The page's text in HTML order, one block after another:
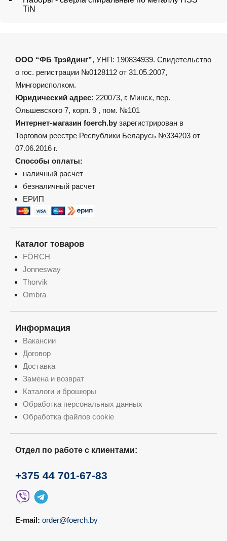
TiN
ООО “ФБ Трэйдинг”, УНП: 190834939. Свидетельство
о гос. регистрации №0128112 от 31.05.2007,
Мингорисполком.
Юридический адрес: 220073, г. Минск, пер.
Ольшевского 7, корп. 9 , пом. №101
Интернет-магазин foerch.by зарегистрирован в
Торговом реестре Республики Беларусь №334203 от
07.06.2016 г.
Способы оплаты:
наличный расчет
безналичный расчет
ЕРИП
Каталог товаров
FÖRCH
Jonnesway
Thorvik
Ombra
Информация
Вакансии
Договор
Доставка
Замена и возврат
Каталоги и брошюры
Обработка персональных данных
Обработка файлов cookie
Отдел по работе с клиентами:
+375 44 701-67-83
E-mail: order@foerch.by